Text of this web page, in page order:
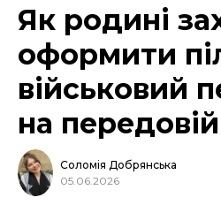
Як родині
оформити
військовий
на передовій
Соломія Добрянська
05.06.2026